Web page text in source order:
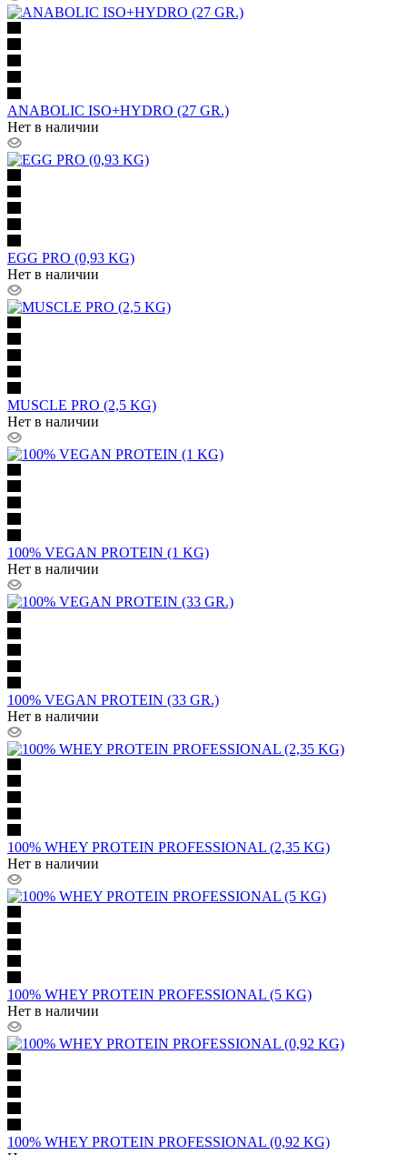
ANABOLIC ISO+HYDRO (27 GR.)
Нет в наличии
EGG PRO (0,93 KG)
Нет в наличии
MUSCLE PRO (2,5 KG)
Нет в наличии
100% VEGAN PROTEIN (1 KG)
Нет в наличии
100% VEGAN PROTEIN (33 GR.)
Нет в наличии
100% WHEY PROTEIN PROFESSIONAL (2,35 KG)
Нет в наличии
100% WHEY PROTEIN PROFESSIONAL (5 KG)
Нет в наличии
100% WHEY PROTEIN PROFESSIONAL (0,92 KG)